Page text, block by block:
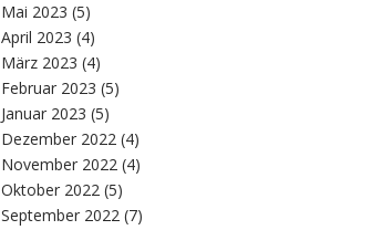
Mai 2023 (5)
April 2023 (4)
März 2023 (4)
Februar 2023 (5)
Januar 2023 (5)
Dezember 2022 (4)
November 2022 (4)
Oktober 2022 (5)
September 2022 (7)